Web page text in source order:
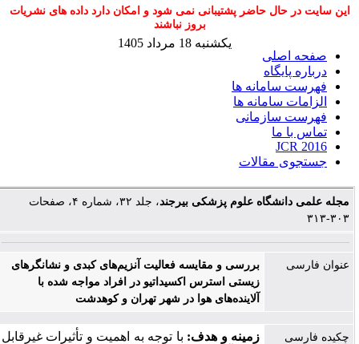
این سایت در حال حاضر پشتیبانی نمی شود و امکان دارد داده های نشریات
بروز نباشند
صفحه اصلی
درباره پایگاه
فهرست سامانه ها
الزامات سامانه ها
فهرست سازمانی
تماس با ما
JCR 2016
جستجوی مقالات
یکشنبه 18 مرداد 1405
مجله علمی دانشگاه علوم پزشکی بیرجند
، جلد ۳۲، شماره ۴، صفحات
۳۰۳-۳۱۳
عنوان فارسی
بررسی و مقایسه فعالیت آنزیم‌های کبدی و نشانگرهای
زیستی استرس اکسیداتیو در افراد مواجه شده با
آلاینده‌های هوا در شهر تهران و کوهدشت
چکیده فارسی
زمینه و هدف: با توجه به اهمیت و تأثیرات غیرقابل